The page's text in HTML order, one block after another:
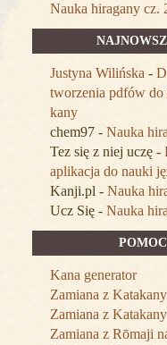
Nauka hiragany cz.
Justyna Wilińska -
tworzenia pdfów do
kany
chem97 - Nauka
Tez się z niej uczę -
aplikacja do nauki
Kanji.pl - Nauka
Ucz Się - Nauka
Kana generator
Zamiana z
Zamiana z
Zamiana z Rōmaji